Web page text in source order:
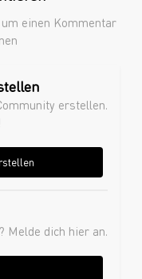
einen Kommentar
erstellen.
Melde dich hier an.